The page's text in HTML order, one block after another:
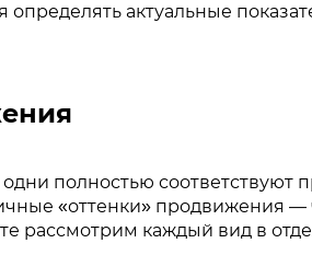
актуальные
полностью соответствуют
«оттенки» продвижения
рассмотрим каждый вид в